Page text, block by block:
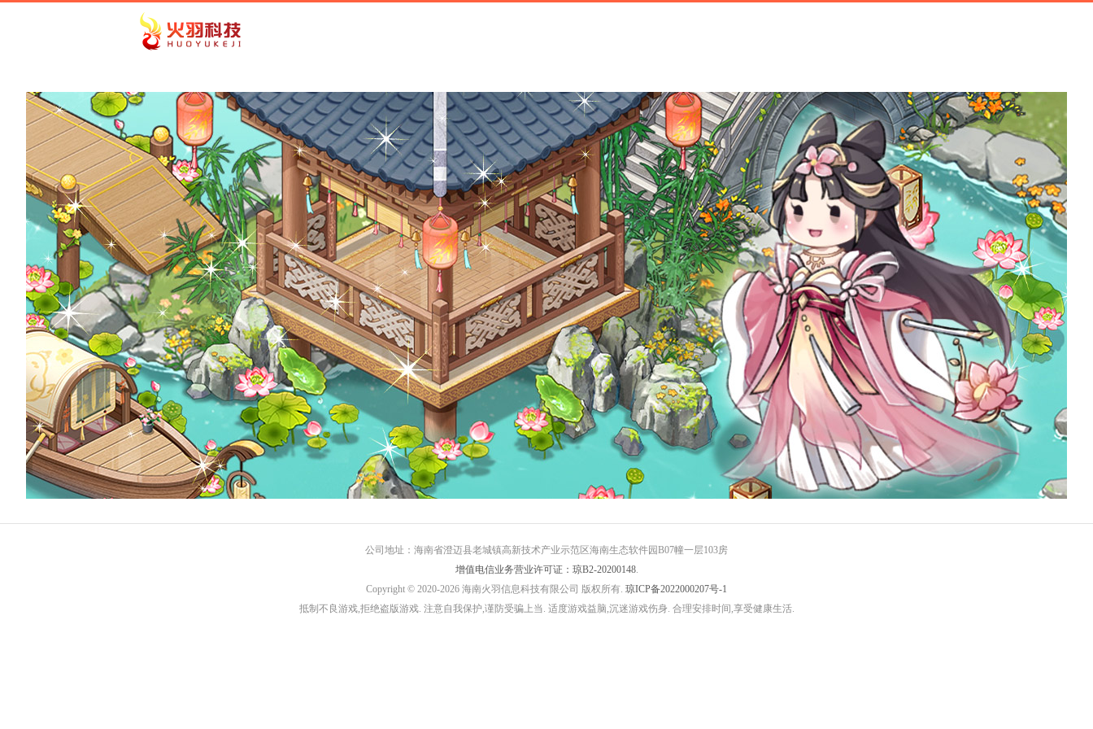
公司地址：海南省澄迈县老城镇高新技术产业示范区海南生态软件园B07幢一层103房
增值电信业务营业许可证：琼B2-20200148.
Copyright © 2020-2026 海南火羽信息科技有限公司 版权所有. 琼ICP备2022000207号-1
抵制不良游戏,拒绝盗版游戏. 注意自我保护,谨防受骗上当. 适度游戏益脑,沉迷游戏伤身. 合理安排时间,享受健康生活.